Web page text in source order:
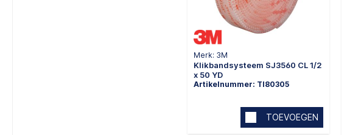
Merk: 3M
Klikbandsysteem SJ3560 CL 1/2
x 50 YD
Artikelnummer: TI80305
TOEVOEGEN